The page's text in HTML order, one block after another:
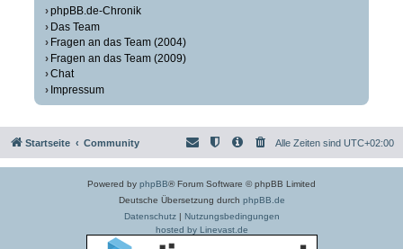
phpBB.de-Chronik
Das Team
Fragen an das Team (2004)
Fragen an das Team (2009)
Chat
Impressum
Startseite Community Alle Zeiten sind UTC+02:00
Powered by phpBB® Forum Software © phpBB Limited
Deutsche Übersetzung durch phpBB.de
Datenschutz| Nutzungsbedingungen
hosted by Linevast.de